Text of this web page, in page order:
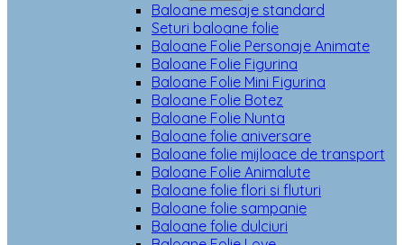
Baloane mesaje standard
Seturi baloane folie
Baloane Folie Personaje Animate
Baloane Folie Figurina
Baloane Folie Mini Figurina
Baloane Folie Botez
Baloane Folie Nunta
Baloane folie aniversare
Baloane folie mijloace de transport
Baloane Folie Animalute
Baloane folie flori si fluturi
Baloane folie sampanie
Baloane folie dulciuri